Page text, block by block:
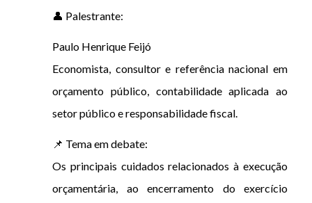
👤 Palestrante:
Paulo Henrique Feijó
Economista, consultor e referência nacional em
orçamento público, contabilidade aplicada ao
setor público e responsabilidade fiscal.
📌 Tema em debate:
Os principais cuidados relacionados à execução
orçamentária, ao encerramento do exercício